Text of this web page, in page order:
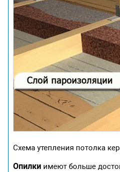
Схема утепления потолка
Опилки имеют больше